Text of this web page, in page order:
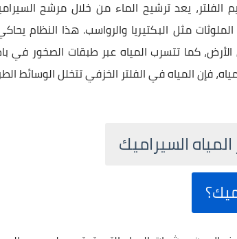
يعد ترشيح الماء من خلال مرشح
مثل البكتيريا والرواسب. هذا النظام
كما تتسرب المياه عبر طبقات الصخور في
فإن المياه في الفلتر الخزفي تتخلل الوسائط
السيراميك